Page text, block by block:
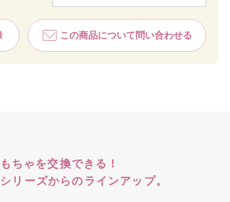
この商品について問い合わせる
ちゃを交換できる！
リーズからのラインアップ。